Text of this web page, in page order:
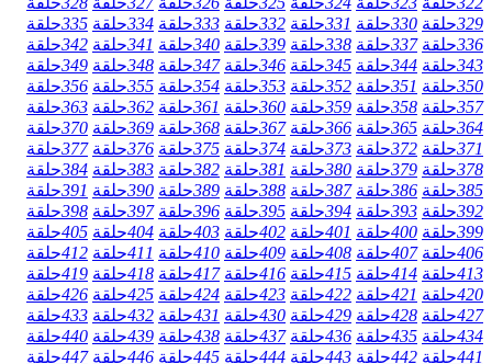
329حلقة 330حلقة 331حلقة 332حلقة 333حلقة 334حلقة 335حلقة
336حلقة 337حلقة 338حلقة 339حلقة 340حلقة 341حلقة 342حلقة
343حلقة 344حلقة 345حلقة 346حلقة 347حلقة 348حلقة 349حلقة
350حلقة 351حلقة 352حلقة 353حلقة 354حلقة 355حلقة 356حلقة
357حلقة 358حلقة 359حلقة 360حلقة 361حلقة 362حلقة 363حلقة
364حلقة 365حلقة 366حلقة 367حلقة 368حلقة 369حلقة 370حلقة
371حلقة 372حلقة 373حلقة 374حلقة 375حلقة 376حلقة 377حلقة
378حلقة 379حلقة 380حلقة 381حلقة 382حلقة 383حلقة 384حلقة
385حلقة 386حلقة 387حلقة 388حلقة 389حلقة 390حلقة 391حلقة
392حلقة 393حلقة 394حلقة 395حلقة 396حلقة 397حلقة 398حلقة
399حلقة 400حلقة 401حلقة 402حلقة 403حلقة 404حلقة 405حلقة
406حلقة 407حلقة 408حلقة 409حلقة 410حلقة 411حلقة 412حلقة
413حلقة 414حلقة 415حلقة 416حلقة 417حلقة 418حلقة 419حلقة
420حلقة 421حلقة 422حلقة 423حلقة 424حلقة 425حلقة 426حلقة
427حلقة 428حلقة 429حلقة 430حلقة 431حلقة 432حلقة 433حلقة
434حلقة 435حلقة 436حلقة 437حلقة 438حلقة 439حلقة 440حلقة
441حلقة 442حلقة 443حلقة 444حلقة 445حلقة 446حلقة 447حلقة